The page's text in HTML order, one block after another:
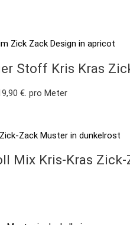
Stoff Kris Kras
€. pro Meter
Mix Kris-Kras